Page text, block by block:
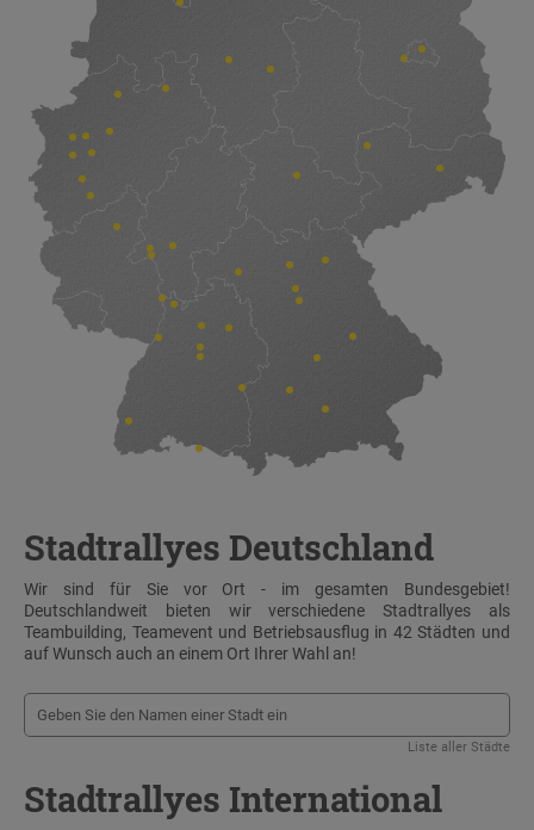
Stadtrallyes Deutschland
Wir sind für Sie vor Ort - im gesamten Bundesgebiet!
Deutschlandweit bieten wir verschiedene Stadtrallyes als
Teambuilding, Teamevent und Betriebsausflug in 42 Städten und
auf Wunsch auch an einem Ort Ihrer Wahl an!
Liste aller Städte
Stadtrallyes International